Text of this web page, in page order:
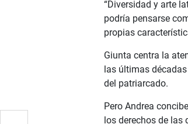
“Diversidad y arte
podría pensarse
propias
Giunta centra la
las últimas
del patriarcado.
Pero Andrea
los derechos de las